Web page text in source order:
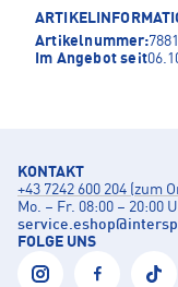
Artikelnummer:
Im Angebot seit
KONTAKT
+43 7242 600 204 (zum
Mo. – Fr. 08:00 – 20:00
service.eshop@
FOLGE UNS